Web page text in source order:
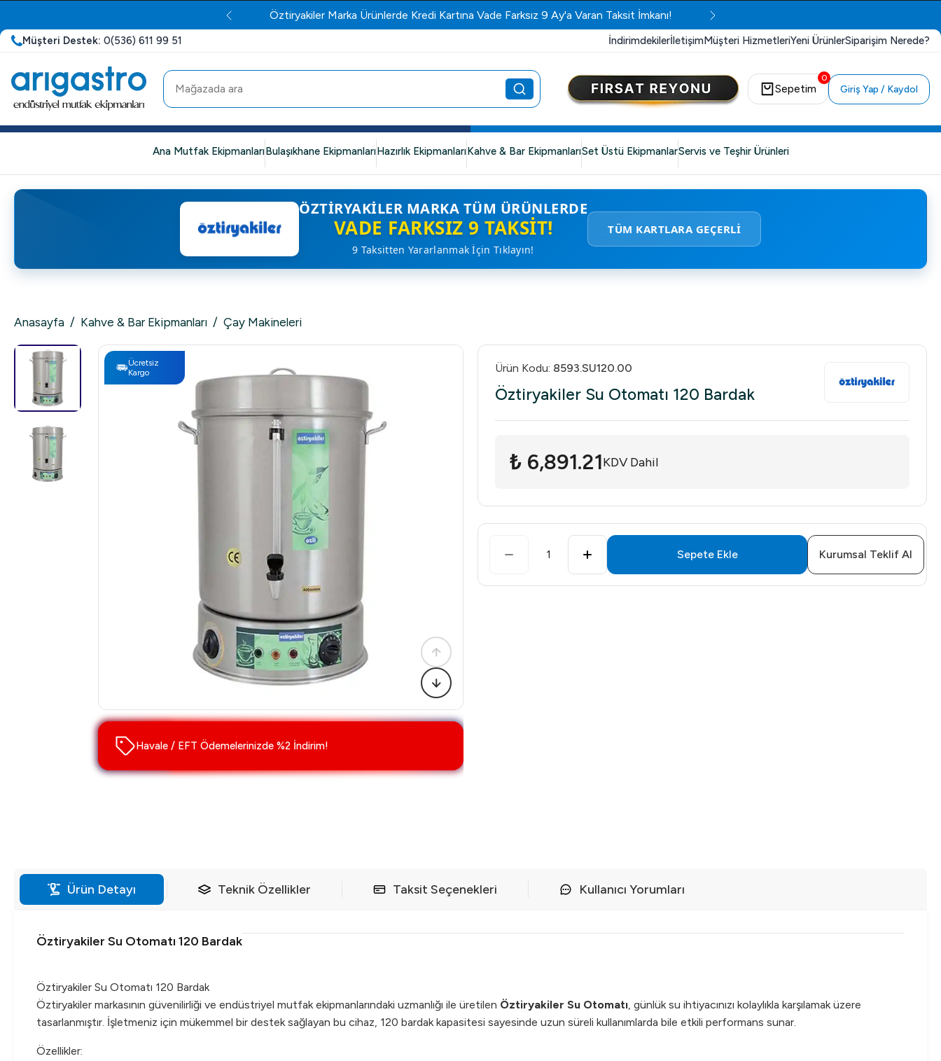
Öztiryakiler Marka Ürünlerde Kredi Kartına Vade Farksız 9 Ay'a Varan Taksit İmkanı!
Müşteri Destek: 0(536) 611 99 51 İndirimdekilerİletişimMüşteri HizmetleriYeni ÜrünlerSiparişim Nerede?
0
Sepetim Giriş Yap / Kaydol
Ana Mutfak EkipmanlarıBulaşıkhane EkipmanlarıHazırlık EkipmanlarıKahve & Bar EkipmanlarıSet Üstü EkipmanlarServis ve Teşhir Ürünleri
ÖZTIRYAKILER MARKA TÜM ÜRÜNLERDE
VADE FARKSIZ 9 TAKSIT!
9 Taksitten Yararlanmak İçin Tıklayın!
TÜM KARTLARA GEÇERLİ
Anasayfa / Kahve & Bar Ekipmanları / Çay Makineleri
Ücretsiz
Kargo
Havale / EFT Ödemelerinizde %2 İndirim!
Ürün Kodu: 8593.SU120.00
Öztiryakiler Su Otomatı 120 Bardak
₺ 6,891.21KDV Dahil
1 Sepete Ekle Kurumsal Teklif Al
Ürün Detayı Teknik Özellikler Taksit Seçenekleri Kullanıcı Yorumları
Öztiryakiler Su Otomatı 120 Bardak
Öztiryakiler Su Otomatı 120 Bardak
Öztiryakiler markasının güvenilirliği ve endüstriyel mutfak ekipmanlarındaki uzmanlığı ile üretilen Öztiryakiler Su Otomatı, günlük su ihtiyacınızı kolaylıkla karşılamak üzere
tasarlanmıştır. İşletmeniz için mükemmel bir destek sağlayan bu cihaz, 120 bardak kapasitesi sayesinde uzun süreli kullanımlarda bile etkili performans sunar.
Özellikler: